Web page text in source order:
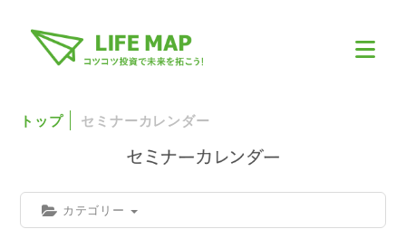
トップ セミナーカレンダー
カテゴリー